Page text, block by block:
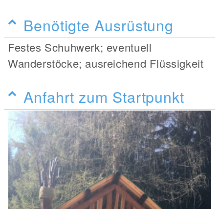
Benötigte Ausrüstung
Festes Schuhwerk; eventuell
Wanderstöcke; ausreichend Flüssigkeit
Anfahrt zum Startpunkt